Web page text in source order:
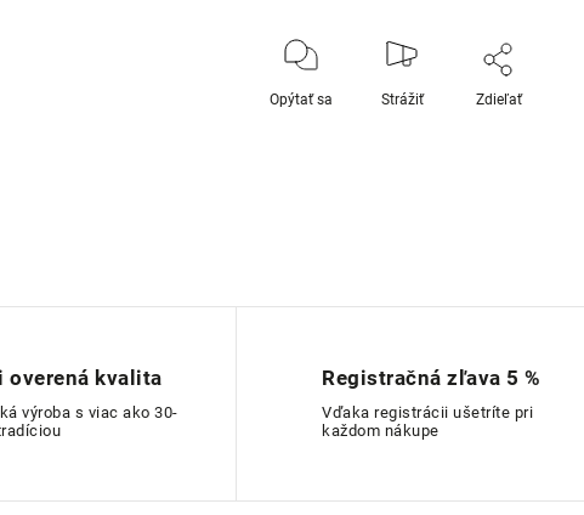
Opýtať sa Strážiť Zdieľať
overená kvalita
výroba s viac ako 30-
Registračná zľava 5 %
Vďaka registrácii ušetríte pri
každom nákupe